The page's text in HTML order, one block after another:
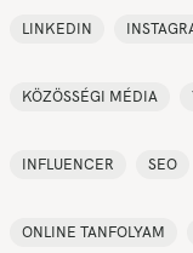
LINKEDIN
KÖZÖSSÉGI MÉDIA
INFLUENCER SEO
ONLINE TANFOLYAM